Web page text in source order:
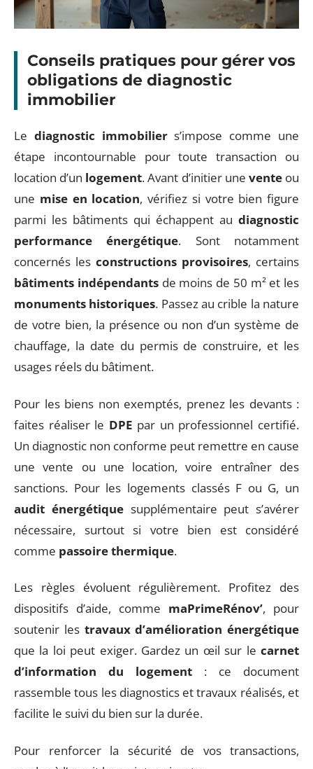
Conseils pratiques pour gérer vos
obligations de diagnostic
immobilier
Le diagnostic immobiliers’impose comme une
étape incontournable pour toute transaction ou
location d’un logement. Avant d’initier une venteou
une mise en location, vérifiez si votre bien figure
parmi les bâtiments qui échappent au diagnostic
performance énergétique. Sont notamment
concernés les constructions provisoires, certains
bâtiments indépendantsde moins de 50 m² et les
monuments historiques. Passez au crible la nature
de votre bien, la présence ou non d’un système de
chauffage, la date du permis de construire, et les
usages réels du bâtiment.
Pour les biens non exemptés, prenez les devants :
faites réaliser le DPE par un professionnel certifié.
Un diagnostic non conforme peut remettre en cause
une vente ou une location, voire entraîner des
sanctions. Pour les logements classés F ou G, un
audit énergétiquesupplémentaire peut s’avérer
nécessaire, surtout si votre bien est considéré
comme passoire thermique.
Les règles évoluent régulièrement. Profitez des
dispositifs d’aide, comme maPrimeRénov’, pour
soutenir les travaux d’amélioration énergétique
que la loi peut exiger. Gardez un œil sur le carnet
d’information du logement : ce document
rassemble tous les diagnostics et travaux réalisés, et
facilite le suivi du bien sur la durée.
Pour renforcer la sécurité de vos transactions,